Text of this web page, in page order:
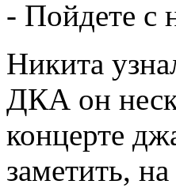
- Пойдете с
Никита
ДКА он
концерте
заметить,